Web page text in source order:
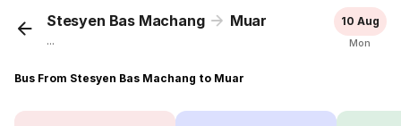
Stesyen Bas Machang Muar
...
10 Aug
Mon
Bus From Stesyen Bas Machang to Muar